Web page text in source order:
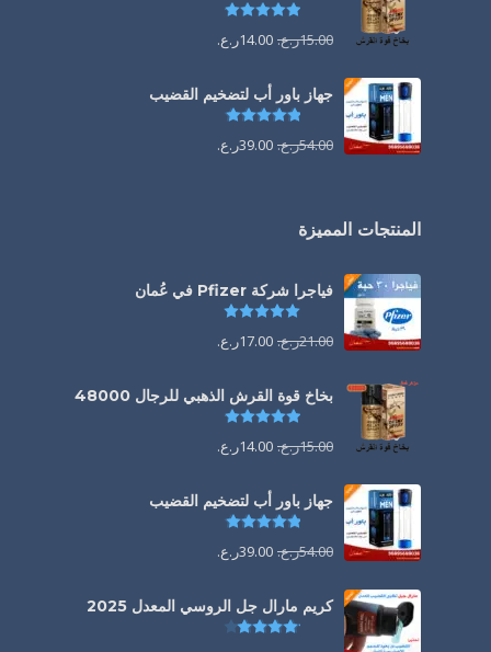
تم التقييم
15.00ر.ع. 14.00ر.ع.
جهاز باور أب لتضخيم القضيب
تم التقييم
54.00ر.ع. 39.00ر.ع.
المنتجات المميزة
فياجرا شركة Pfizer في عُمان
21.00ر.ع. 17.00ر.ع.
بخاخ قوة القرش الذهبي للرجال 48000
تم التقييم
15.00ر.ع. 14.00ر.ع.
جهاز باور أب لتضخيم القضيب
تم التقييم
54.00ر.ع. 39.00ر.ع.
كريم مارال جل الروسي المعدل 2025
تم التقييم